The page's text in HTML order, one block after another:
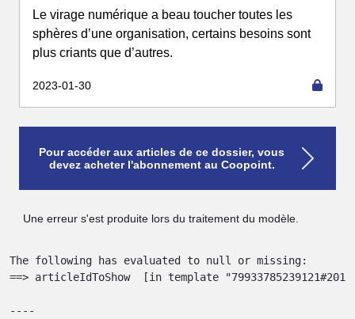
Le virage numérique a beau toucher toutes les
sphères d’une organisation, certains besoins sont
plus criants que d’autres.
2023-01-30
Pour accéder aux articles de ce dossier, vous
devez acheter l'abonnement au Coopoint.
Une erreur s'est produite lors du traitement du modèle.
The following has evaluated to null or missing:
==> articleIdToShow  [in template
----